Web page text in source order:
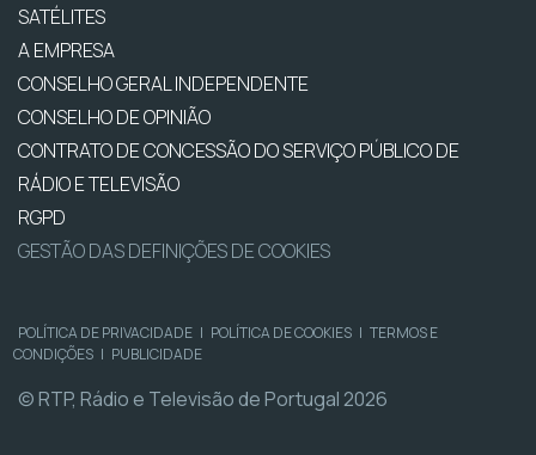
SATÉLITES
A EMPRESA
CONSELHO GERAL INDEPENDENTE
CONSELHO DE OPINIÃO
CONTRATO DE CONCESSÃO DO SERVIÇO PÚBLICO DE
RÁDIO E TELEVISÃO
RGPD
GESTÃO DAS DEFINIÇÕES DE COOKIES
POLÍTICA DE PRIVACIDADE | POLÍTICA DE COOKIES | TERMOS E
CONDIÇÕES | PUBLICIDADE
© RTP, Rádio e Televisão de Portugal 2026